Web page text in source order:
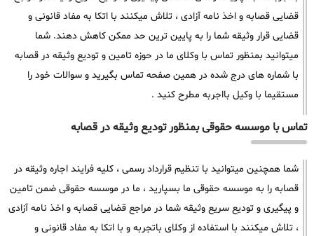
قضایی قصابه و اخذ نامه آزادی ، تلاش میکنند با اتکا به مفاد قانونی و
قضایی قرار وثیقه شما را به پایین ترین حد ممکن کاهش دهند. شما
میتوانید بمنظور تماس با وکلای ما در حوزه تامین و تودیع وثیقه در قصابه
با شماره های درج شده در همین صفحه تماس بگیرید و سوالات خود را
مستقیما با وکیل بااجربه مطرح کنید .
تماس با موسسه حقوقی بمنظور تودیع وثیقه در قصابه
شما همچنین میتوانید با تنظیم قرارداد رسمی ، کلیه فرایند اجاره وثیقه در
قصابه را به موسسه حقوقی ما بسپارید ، ما در موسسه حقوقی ضمن تامین
و پیگیری و تودیع سریع وثیقه شما در مراجع قضایی قصابه و اخذ نامه آزادی
، تلاش میکنند با استفاده از وکلای باتجربه و با اتکا به مفاد قانونی و